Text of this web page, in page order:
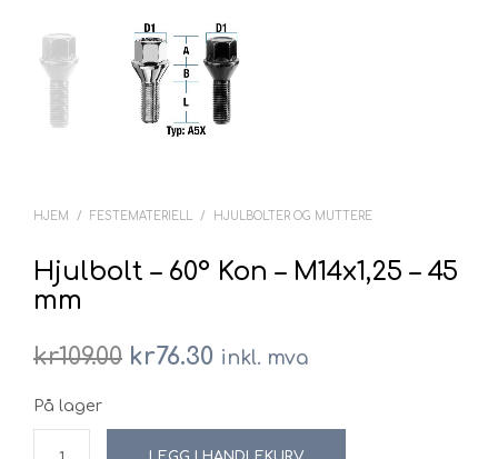
HJEM / FESTEMATERIELL / HJULBOLTER OG MUTTERE
Hjulbolt – 60° Kon – M14x1,25 – 45
mm
kr109.00 Opprinnelig
var:
kr76.30 Nåværende
er:
inkl. mva
På lager